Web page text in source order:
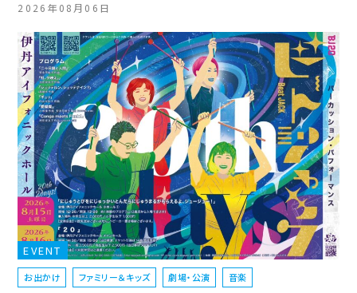
2026年08月06日
EVENT
お出かけ ファミリー＆キッズ 劇場・公演 音楽